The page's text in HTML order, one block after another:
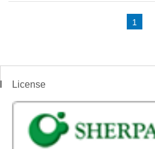
1
License